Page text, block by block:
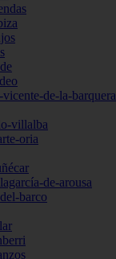
de-la-barquera
villalba
oria
de-arousa
barco